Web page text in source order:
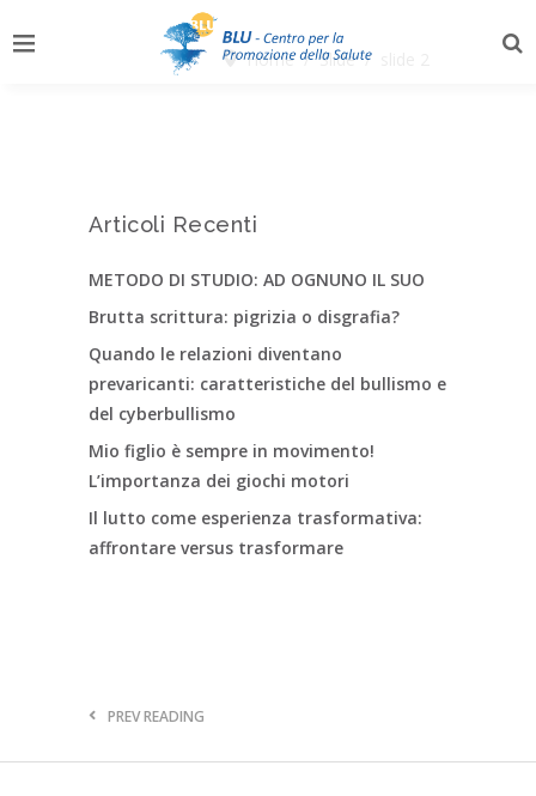
Home/Slide/
Articoli Recenti
METODO DI STUDIO: AD OGNUNO IL SUO
Brutta scrittura: pigrizia o disgrafia?
Quando le relazioni diventano
prevaricanti: caratteristiche del bullismo e
del cyberbullismo
Mio figlio è sempre in movimento!
L’importanza dei giochi motori
Il lutto come esperienza trasformativa:
affrontare versus trasformare
PREV READING